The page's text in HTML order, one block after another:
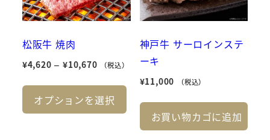
松阪牛 焼肉
¥4,620 –¥10,670価
帯:
¥4,620
（税込）
オプションを選択
こ
商
神戸牛 サーロインステ
ーキ
¥11,000 （税込）
お買い物カゴに追加